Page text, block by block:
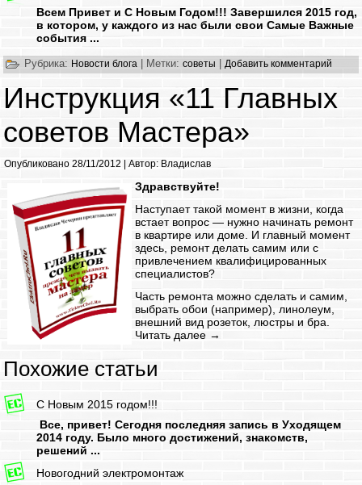
Всем Привет и С Новым Годом!!! Завершился 2015 год,
в котором, у каждого из нас были свои Самые Важные
события ...
Рубрика: Новости блога Метки: советы |Добавить комментарий
Инструкция «11 Главных
советов Мастера»
Опубликовано 28/11/2012 |Автор: Владислав
Здравствуйте!
Наступает такой момент в жизни, когда
встает вопрос — нужно начинать ремонт
в квартире или доме. И главный момент
здесь, ремонт делать самим или с
привлечением квалифицированных
специалистов?
Часть ремонта можно сделать и самим,
выбрать обои (например), линолеум,
внешний вид розеток, люстры и бра.
Читать далее →
Похожие статьи
C Новым 2015 годом!!!
Все, привет! Сегодня последняя запись в Уходящем
2014 году. Было много достижений, знакомств,
решений ...
Новогодний электромонтаж